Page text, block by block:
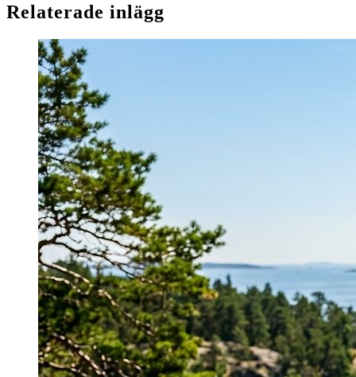
Relaterade inlägg